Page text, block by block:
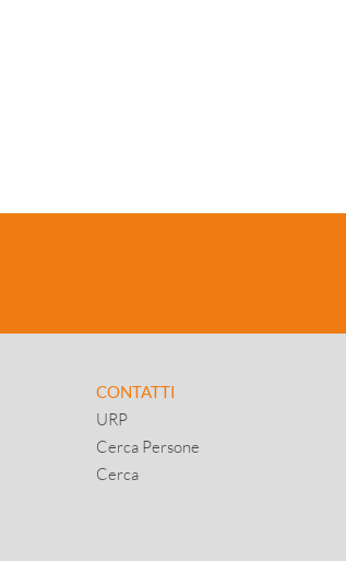
CONTATTI
URP
Cerca Persone
Cerca